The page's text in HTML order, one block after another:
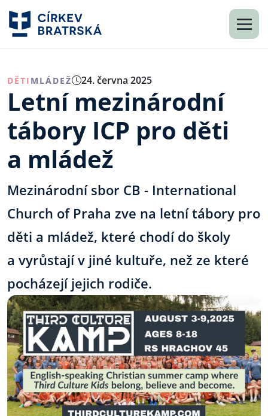
DĚTI MLÁDEŽ 24. června 2025
Letní mezinárodní
tábory ICP pro děti
a mládež
Mezinárodní sbor CB - International
Church of Praha zve na letní tábory pro
děti a mládež, které chodí do školy
a vyrůstají v jiné kultuře, než ze které
pocházejí jejich rodiče.